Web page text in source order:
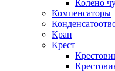
Колено
Компенсаторы
Кран
Крест